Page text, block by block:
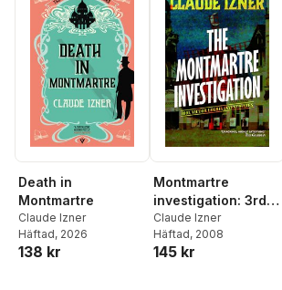
Death in
Montmartre
Claude Izner
Häftad, 2026
138 kr
Montmartre
investigation: 3rd
Victor Legris
Mystery
Claude Izner
Häftad, 2008
145 kr